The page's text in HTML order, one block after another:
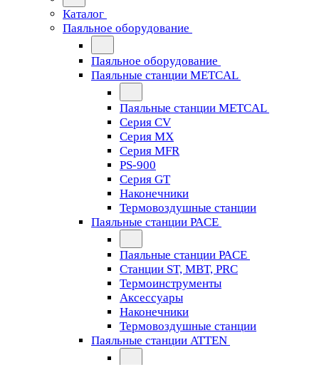
Каталог
Паяльное оборудование
Паяльное оборудование
Паяльные станции METCAL
Паяльные станции METCAL
Серия CV
Серия MX
Серия MFR
PS-900
Серия GT
Наконечники
Термовоздушные станции
Паяльные станции PACE
Паяльные станции PACE
Станции ST, MBT, PRC
Термоинструменты
Аксессуары
Наконечники
Термовоздушные станции
Паяльные станции ATTEN